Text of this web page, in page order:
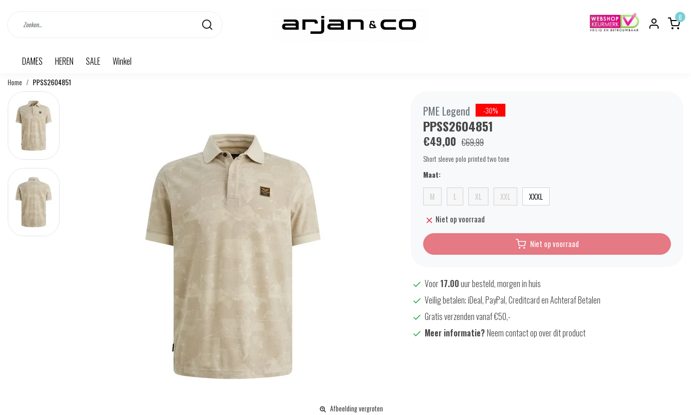
0
DAMES HEREN SALE Winkel
Home PPSS2604851
Afbeelding vergroten
PME Legend -30%
PPSS2604851
€49,00 €69,99
Short sleeve polo printed two tone
Maat:
M L XL XXL XXXL
Niet op voorraad
Niet op voorraad
Voor17.00uur besteld, morgen in huis
Veilig betalen; iDeal, PayPal, Creditcard en Achteraf Betalen
Gratis verzenden vanaf €50,-
Meer informatie?Neem contact op over dit product